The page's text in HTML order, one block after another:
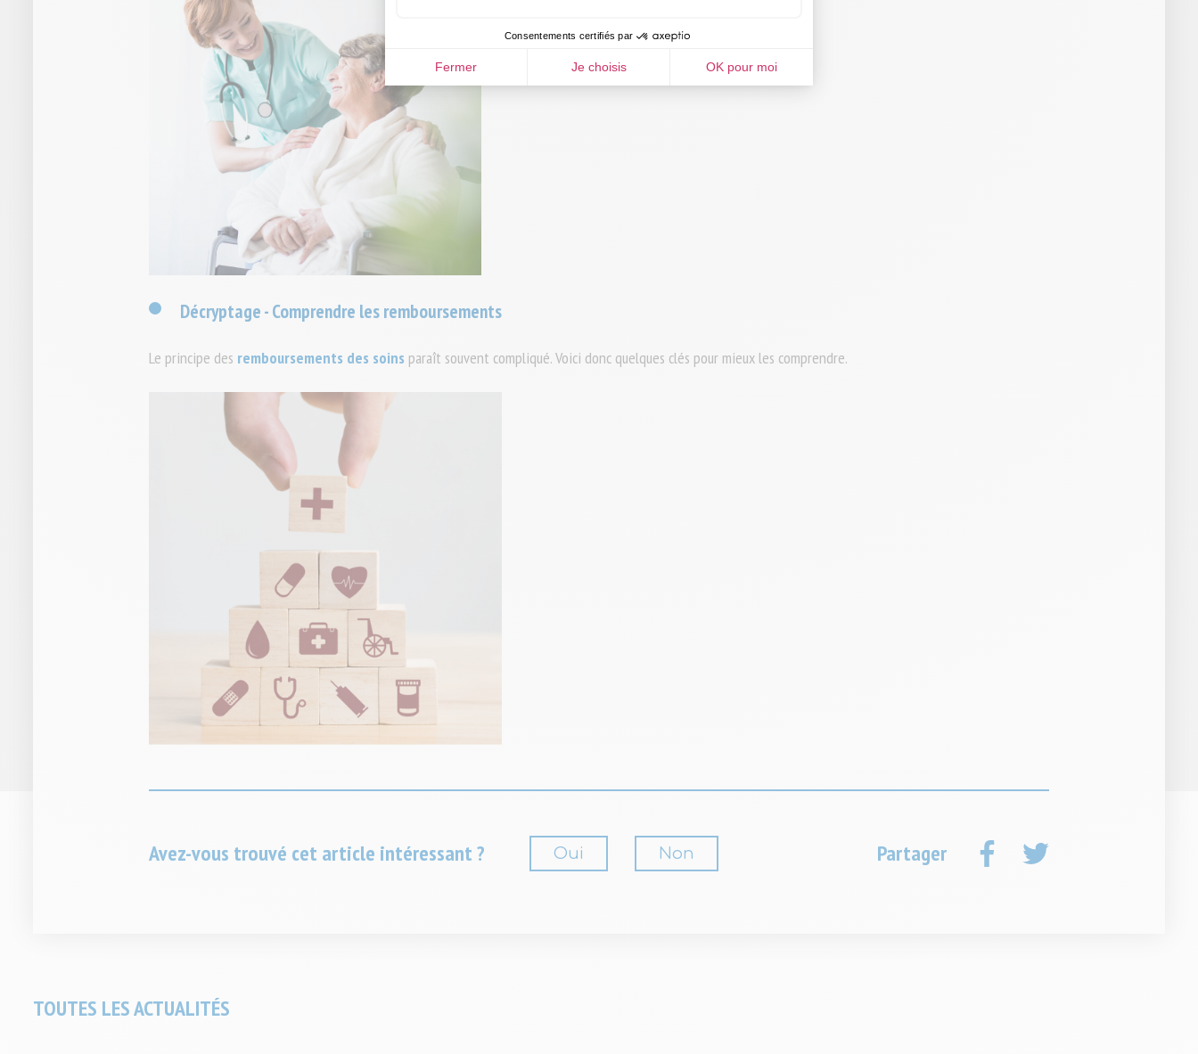
Consentements certifiés par
Fermer Je choisis OK pour moi
Décryptage - Comprendre les remboursements
Le principe des remboursements des soins paraît souvent compliqué. Voici donc quelques clés pour mieux les comprendre.
Avez-vous trouvé cet article intéressant ? Oui
Non
Partager
sur
Facebook
sur
Twitter
TOUTES LES ACTUALITÉS